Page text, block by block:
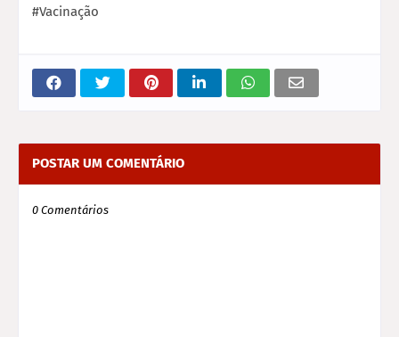
#Vacinação
POSTAR UM COMENTÁRIO
0 Comentários